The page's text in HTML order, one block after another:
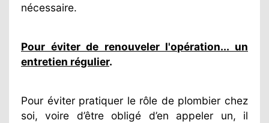
nécessaire.
Pour éviter de renouveler l'opération... un
entretien régulier.
Pour éviter pratiquer le rôle de plombier chez
soi, voire d’être obligé d’en appeler un, il